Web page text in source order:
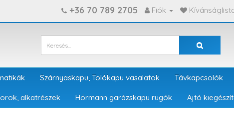
+36 70 789 2705 Fiók
Szárnyaskapu, Tolókapu vasalatok Távkapcsolók
alkatrészek Hörmann garázskapu rugók Ajtó